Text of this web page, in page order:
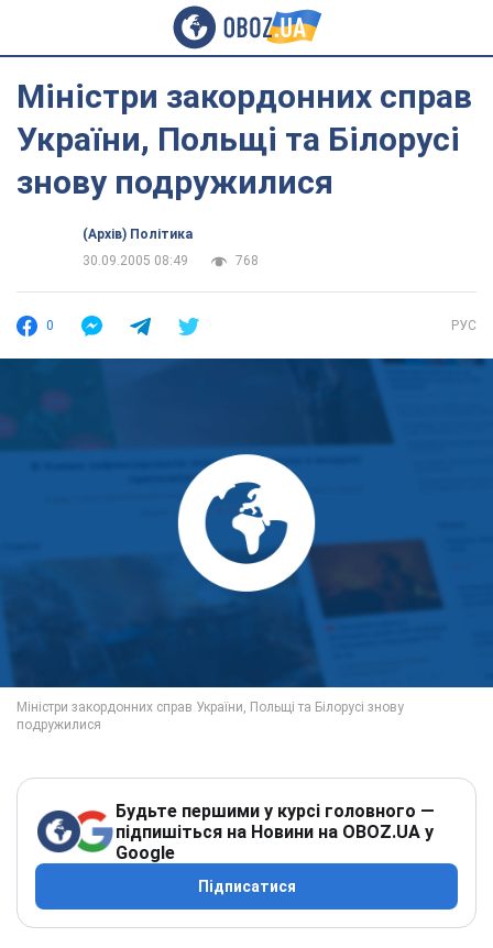
Міністри закордонних справ
України, Польщі та Білорусі
знову подружилися
(Архів) Політика
30.09.2005 08:49
768
0 РУС
Будьте першими у курсі головного —
підпишіться на Новини на OBOZ.UA у
Google
Підписатися